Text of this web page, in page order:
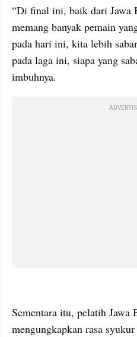
“Di final ini, baik dari Jawa
memang banyak pemain
pada hari ini, kita lebih
pada laga ini, siapa yang
imbuhnya.
Sementara itu, pelatih Jawa
mengungkapkan rasa